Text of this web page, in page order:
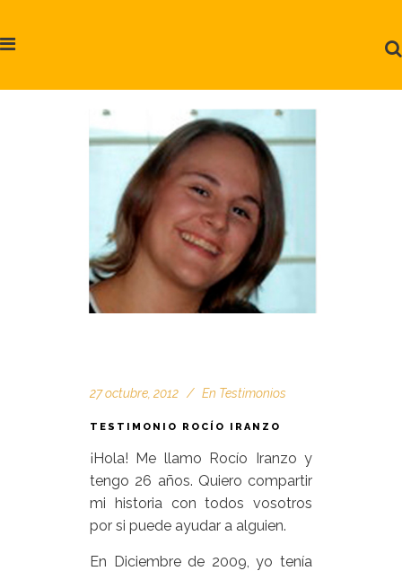
27 octubre, 2012 En Testimonios
TESTIMONIO ROCÍO IRANZO
¡Hola! Me llamo Rocío Iranzo y
tengo 26 años. Quiero compartir
mi historia con todos vosotros
por si puede ayudar a alguien.
En Diciembre de 2009, yo tenía